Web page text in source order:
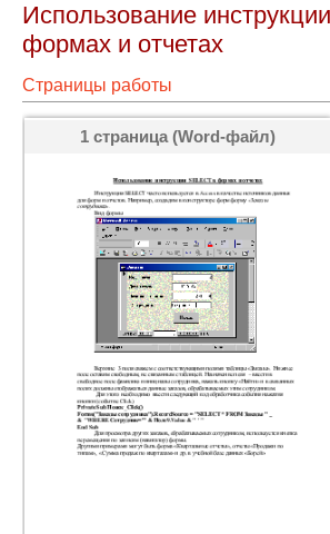
Использование
формах и отчетах
Страницы работы
1 страница (Word-файл)